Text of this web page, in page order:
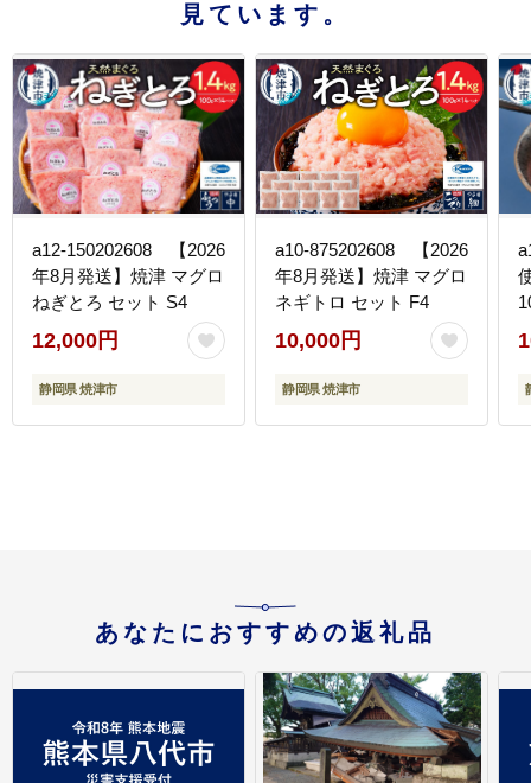
見ています。
a12-150202608 【2026
年8月発送】焼津 マグロ
ねぎとろ セット S4
12,000円
静岡県 焼津市
a10-875202608 【2026
年8月発送】焼津 マグロ
ネギトロ セット F4
10,000円
静岡県 焼津市
あなたにおすすめの返礼品